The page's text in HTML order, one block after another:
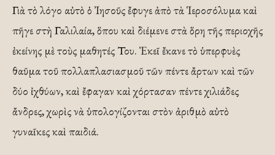
Γιὰ τὸ λόγο αὐτὸ ὁ Ἰησοῦς ἔφυγε ἀπὸ τὰ Ἱεροσόλυμα καὶ
πῆγε στὴ Γαλιλαία, ὅπου καὶ διέμενε στὰ ὅρη τῆς περιοχῆς
ἐκείνης μὲ τοὺς μαθητές Του. Ἐκεῖ ἔκανε τὸ ὑπερφυὲς
θαῦμα τοῦ πολλαπλασιασμοῦ τῶν πέντε ἄρτων καὶ τῶν
δύο ἰχθύων, καὶ ἔφαγαν καὶ χόρτασαν πέντε χιλιάδες
ἄνδρες, χωρὶς νὰ ὑπολογίζονται στὸν ἀριθμὸ αὐτὸ
γυναῖκες καὶ παιδιά.